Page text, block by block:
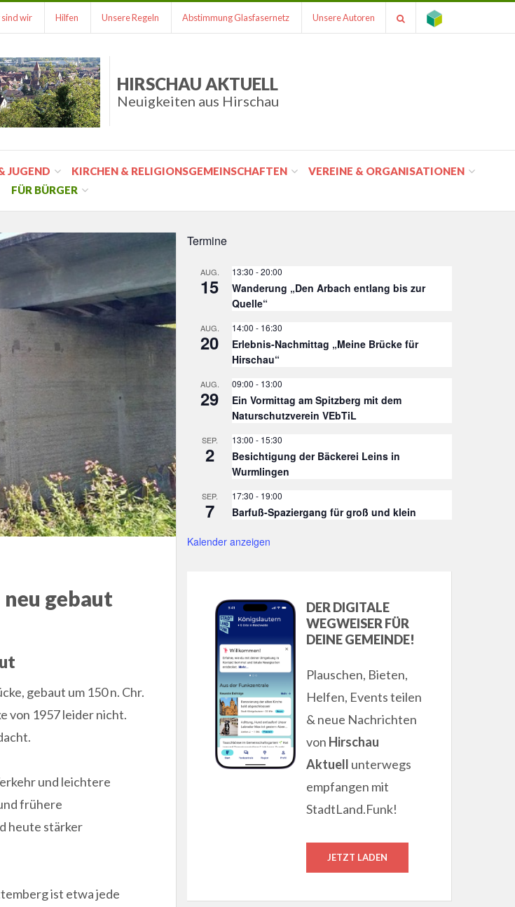
wir Hilfen Unsere Regeln Abstimmung Glasfasernetz Unsere Autoren
HIRSCHAU AKTUELL
Neuigkeiten aus Hirschau
JUGEND KIRCHEN & RELIGIONSGEMEINSCHAFTEN
VEREINE & ORGANISATIONEN
FÜR BÜRGER
gebaut
gebaut um 150 n. Chr.
von 1957 leider nicht.
und leichtere
frühere
heute stärker
ist etwa jede
Termine
AUG.
15
13:30 -20:00
Wanderung „Den Arbach entlang bis zur
Quelle“
AUG.
20
14:00 - 16:30
Erlebnis-Nachmittag „Meine Brücke für
Hirschau“
AUG.
29
09:00 - 13:00
Ein Vormittag am Spitzberg mit dem
Naturschutzverein VEbTiL
SEP.
2
13:00 - 15:30
Besichtigung der Bäckerei Leins in
Wurmlingen
SEP.
7
17:30 - 19:00
Barfuß-Spaziergang für groß und klein
Kalender anzeigen
DER DIGITALE
WEGWEISER FÜR
DEINE GEMEINDE!
Plauschen, Bieten,
Helfen, Events teilen
& neue Nachrichten
von Hirschau
Aktuell unterwegs
empfangen mit
StadtLand.Funk!
JETZT LADEN